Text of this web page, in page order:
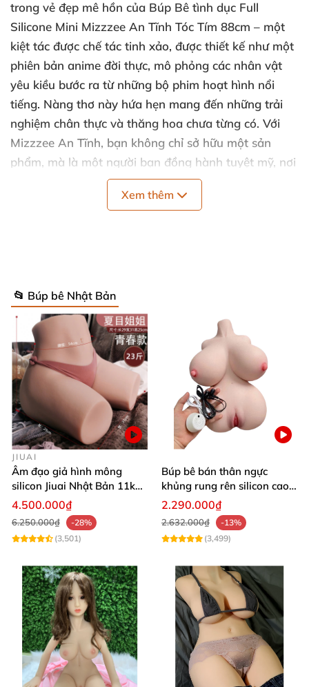
trong vẻ đẹp mê hồn của Búp Bê tình dục Full
Silicone Mini Mizzzee An Tĩnh Tóc Tím 88cm – một
kiệt tác được chế tác tinh xảo, được thiết kế như một
phiên bản anime đời thực, mô phỏng các nhân vật
yêu kiều bước ra từ những bộ phim hoạt hình nổi
tiếng. Nàng thơ này hứa hẹn mang đến những trải
nghiệm chân thực và thăng hoa chưa từng có. Với
Mizzzee An Tĩnh, bạn không chỉ sở hữu một sản
phẩm, mà là một người bạn đồng hành tuyệt mỹ, nơi
vẻ đẹp, công nghệ và chất lượng hòa quyện làm một.
Xem thêm
📂 Búp bê Nhật Bản
JIUAI
Âm đạo giả hình mông
silicon Jiuai Nhật Bản 11kg
kích cỡ thật
4.500.000₫
6.250.000₫
-28%
(3,501)
Búp bê bán thân ngực
khủng rung rên silicon cao
cấp kích thích cực đã
2.290.000₫
2.632.000₫
-13%
(3,499)